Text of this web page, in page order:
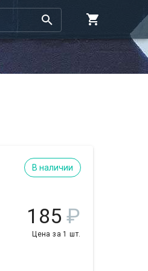
В наличии
185 ₽
Цена за 1 шт.